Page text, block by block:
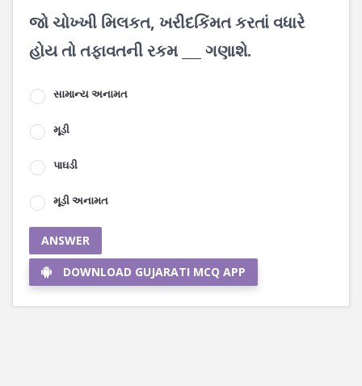
જો ચોખ્ખી મિલકત, ખરીદકિંમત કરતાં વધારે
હોય તો તફાવતની રકમ ___ ગણાશે.
સામાન્ય અનામત
મૂડી
પાઘડી
મૂડી અનામત
ANSWER
DOWNLOAD GUJARATI MCQ APP